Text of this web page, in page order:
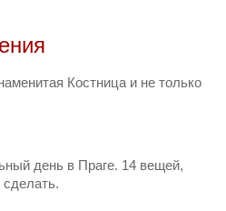
Костница и не только
день в Праге. 14 вещей,